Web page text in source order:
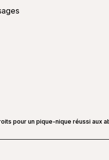
pour un pique-nique réussi aux